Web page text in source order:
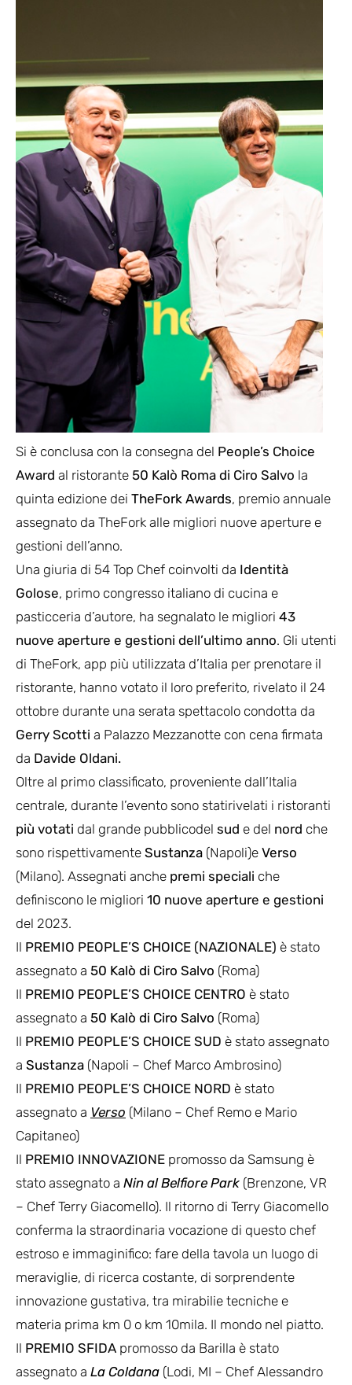
Si è conclusa con la consegna del People’s Choice
Award al ristorante 50 Kalò Roma di Ciro Salvo la
quinta edizione dei TheFork Awards, premio annuale
assegnato da TheFork alle migliori nuove aperture e
gestioni dell’anno.
Una giuria di 54 Top Chef coinvolti da Identità
Golose, primo congresso italiano di cucina e
pasticceria d’autore, ha segnalato le migliori 43
nuove aperture e gestioni dell’ultimo anno. Gli utenti
di TheFork, app più utilizzata d’Italia per prenotare il
ristorante, hanno votato il loro preferito, rivelato il 24
ottobre durante una serata spettacolo condotta da
Gerry Scotti a Palazzo Mezzanotte con cena firmata
da Davide Oldani.
Oltre al primo classificato, proveniente dall’Italia
centrale, durante l’evento sono statirivelati i ristoranti
più votati dal grande pubblicodel sud e del nord che
sono rispettivamente Sustanza (Napoli)e Verso
(Milano). Assegnati anche premi speciali che
definiscono le migliori 10 nuove aperture e gestioni
del 2023.
Il PREMIO PEOPLE’S CHOICE (NAZIONALE) è stato
assegnato a 50 Kalò di Ciro Salvo (Roma)
Il PREMIO PEOPLE’S CHOICE CENTRO è stato
assegnato a 50 Kalò di Ciro Salvo (Roma)
Il PREMIO PEOPLE’S CHOICE SUD è stato assegnato
a Sustanza (Napoli – Chef Marco Ambrosino)
Il PREMIO PEOPLE’S CHOICE NORD è stato
assegnato a Verso (Milano – Chef Remo e Mario
Capitaneo)
Il PREMIO INNOVAZIONE promosso da Samsung è
stato assegnato a Nin al Belfiore Park (Brenzone, VR
– Chef Terry Giacomello). Il ritorno di Terry Giacomello
conferma la straordinaria vocazione di questo chef
estroso e immaginifico: fare della tavola un luogo di
meraviglie, di ricerca costante, di sorprendente
innovazione gustativa, tra mirabilie tecniche e
materia prima km 0 o km 10mila. Il mondo nel piatto.
Il PREMIO SFIDA promosso da Barilla è stato
assegnato a La Coldana (Lodi, MI – Chef Alessandro